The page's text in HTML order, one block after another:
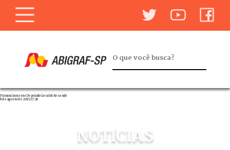
Pronunciamento Deputado Geraldo Resende
6 de agosto de 2015 17:30
NOTÍCIAS